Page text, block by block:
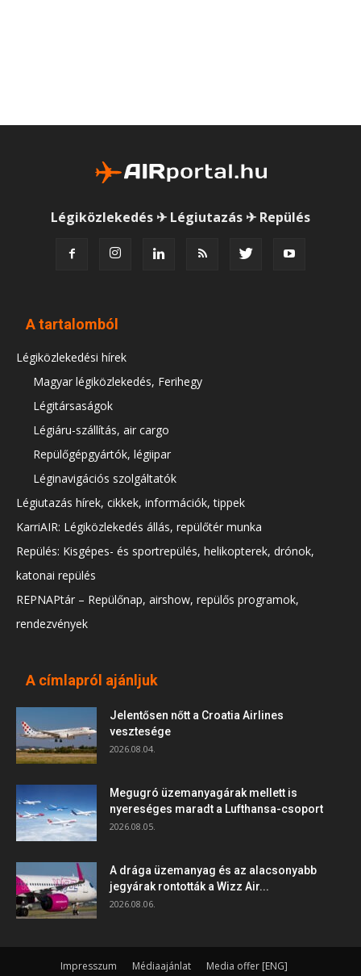
Légiközlekedés ✈ Légiutazás ✈ Repülés
A tartalomból
Légiközlekedési hírek
Magyar légiközlekedés, Ferihegy
Légitársaságok
Légiáru-szállítás, air cargo
Repülőgépgyártók, légiipar
Léginavigációs szolgáltatók
Légiutazás hírek, cikkek, információk, tippek
KarriAIR: Légiközlekedés állás, repülőtér munka
Repülés: Kisgépes- és sportrepülés, helikopterek, drónok,
katonai repülés
REPNAPtár – Repülőnap, airshow, repülős programok,
rendezvények
A címlapról ajánljuk
Jelentősen nőtt a Croatia Airlines
vesztesége
2026.08.04.
Megugró üzemanyagárak mellett is
nyereséges maradt a Lufthansa-csoport
2026.08.05.
A drága üzemanyag és az alacsonyabb
jegyárak rontották a Wizz Air...
2026.08.06.
Impresszum Médiaajánlat Media offer [ENG]